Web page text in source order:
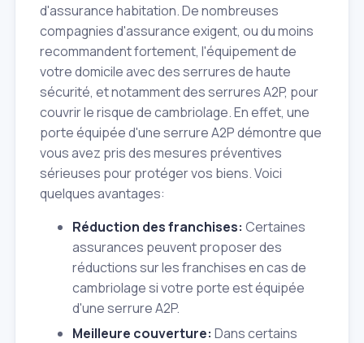
d'assurance habitation. De nombreuses
compagnies d'assurance exigent, ou du moins
recommandent fortement, l'équipement de
votre domicile avec des serrures de haute
sécurité, et notamment des serrures A2P, pour
couvrir le risque de cambriolage. En effet, une
porte équipée d'une serrure A2P démontre que
vous avez pris des mesures préventives
sérieuses pour protéger vos biens. Voici
quelques avantages:
Réduction des franchises: Certaines
assurances peuvent proposer des
réductions sur les franchises en cas de
cambriolage si votre porte est équipée
d'une serrure A2P.
Meilleure couverture: Dans certains